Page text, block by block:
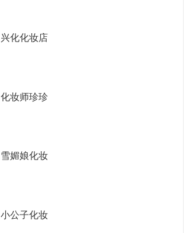
兴化化妆店
化妆师珍珍
雪媚娘化妆
小公子化妆